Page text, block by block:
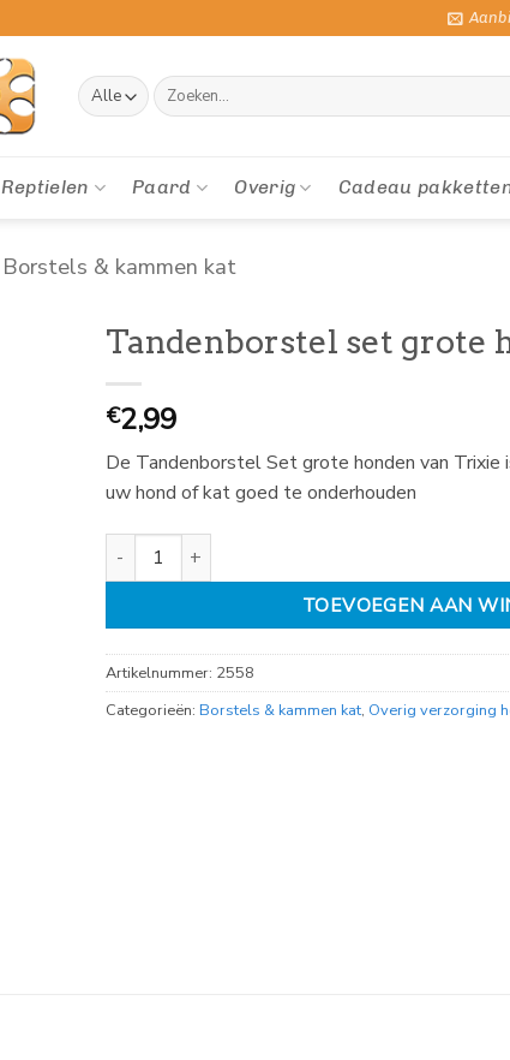
Zoeken
naar:
Reptielen Paard Overig Cadeau
Borstels & kammen kat
Tandenborstel set grote
€2,99
De Tandenborstel Set grote honden van Trixie
uw hond of kat goed te onderhouden
Tandenborstel set grote honden per 4 aantal
TOEVOEGEN AAN
Artikelnummer: 2558
Categorieën: Borstels & kammen kat, Overig verzorging